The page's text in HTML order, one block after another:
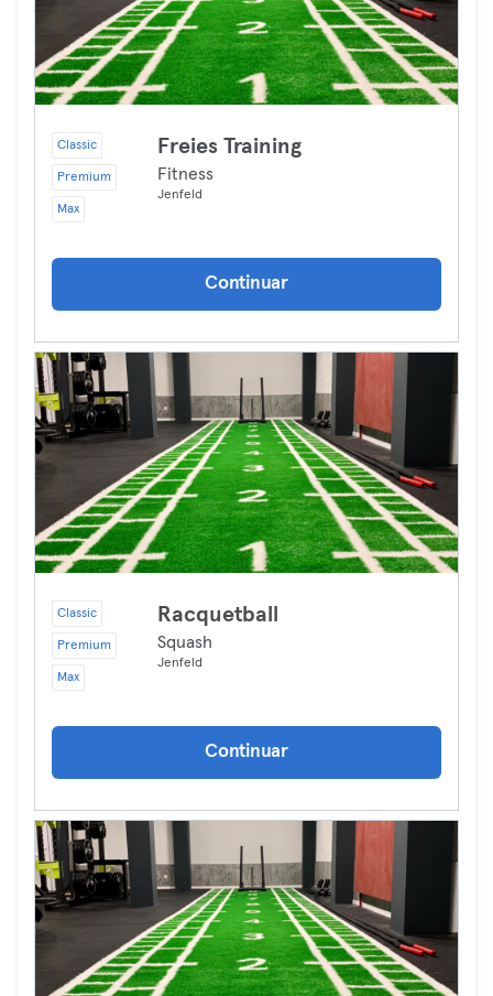
Classic
Premium
Max
Freies Training
Fitness
Jenfeld
Continuar
Classic
Premium
Max
Racquetball
Squash
Jenfeld
Continuar